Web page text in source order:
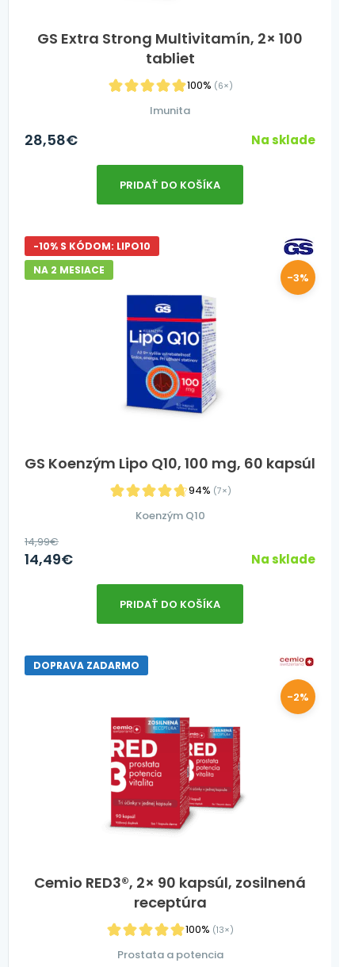
GS Extra Strong Multivitamín, 2× 100
tabliet
100% (6×)
Imunita
28,58€ Na sklade
PRIDAŤ DO KOŠÍKA
GS Koenzým Lipo Q10, 100 mg, 60 kapsúl
94% (7×)
-10% S KÓDOM: LIPO10
NA 2 MESIACE
Koenzým Q10
-3%
14,99€
14,49€ Na sklade
PRIDAŤ DO KOŠÍKA
Cemio RED3®, 2× 90 kapsúl, zosilnená
receptúra
100% (13×)
DOPRAVA ZADARMO
Prostata a potencia
-2%